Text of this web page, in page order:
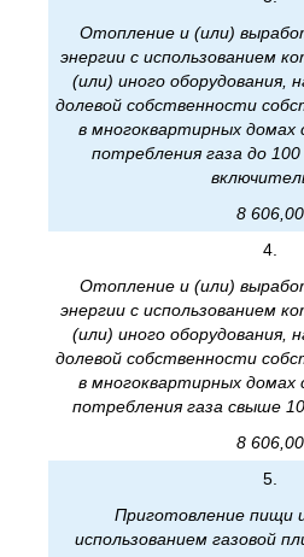
Отопление и (или)
энергии с использованием
(или) иного оборудования,
долевой собственности
в многоквартирных
потребления газа до
8 606,00
4.
Отопление и (или)
энергии с использованием
(или) иного оборудования,
долевой собственности
в многоквартирных
потребления газа свыше
8 606,00
5.
Приготовление пищи
использованием газовой